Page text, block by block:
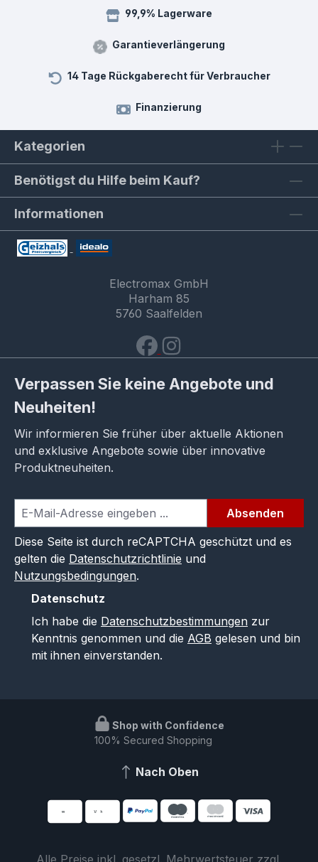
99,9% Lagerware
Garantieverlängerung
14 Tage Rückgaberecht für Verbraucher
Finanzierung
Kategorien
Benötigst du Hilfe beim Kauf?
Informationen
Electromax GmbH
Harham 85
5760 Saalfelden
Verpassen Sie keine Angebote und
Neuheiten!
Wir informieren Sie früher über aktuelle Aktionen
und exklusive Angebote sowie über innovative
Produktneuheiten.
Absenden
Diese Seite ist durch reCAPTCHA geschützt und es
gelten die Datenschutzrichtlinie und
Nutzungsbedingungen.
Datenschutz
Ich habe die Datenschutzbestimmungen zur
Kenntnis genommen und die AGB gelesen und bin
mit ihnen einverstanden.
Shop with Confidence
100% Secured Shopping
Nach Oben